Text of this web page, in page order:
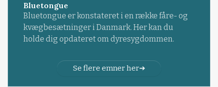
Bluetongue
Bluetongue er konstateret i en række fåre- og
kvægbesætninger i Danmark. Her kan du
holde dig opdateret om dyresygdommen.
Se flere emner her